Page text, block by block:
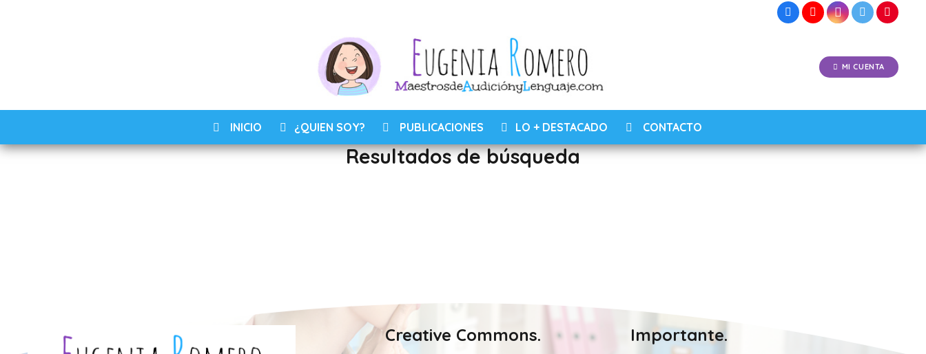
MI CUENTA
INICIO ¿QUIEN SOY? PUBLICACIONES LO + DESTACADO CONTACTO
Resultados de búsqueda
Creative Commons. Importante.